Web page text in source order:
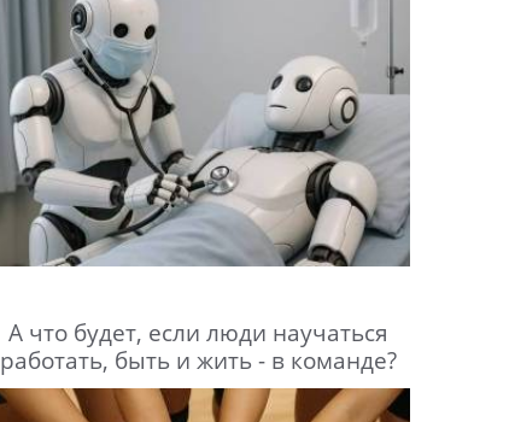
А что будет, если люди научаться
работать, быть и жить - в команде?